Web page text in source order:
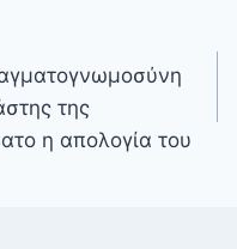
της
η απολογία του